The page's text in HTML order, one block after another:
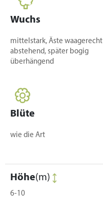
Wuchs
mittelstark, Äste waagerecht
abstehend, später bogig
überhängend
Blüte
wie die Art
Höhe(m)
6-10